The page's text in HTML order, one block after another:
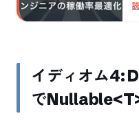
イディオム4:
でNullable<T>